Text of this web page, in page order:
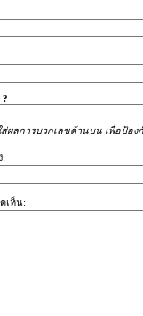
?
ผลการบวกเลขด้านบน เพื่อป้อง
:
เห็น: